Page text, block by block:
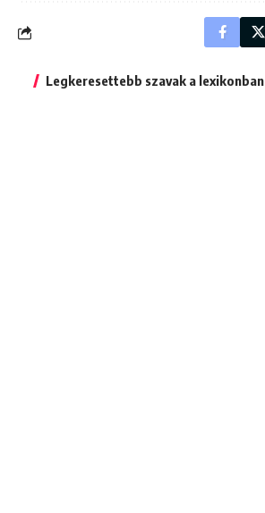
Legkeresettebb szavak a lexikonban